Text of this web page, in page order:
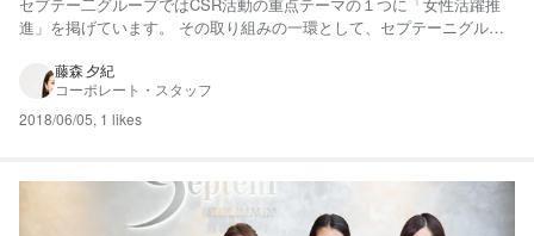
進」を掲げています。 その取り組みの一環として、セプテーニグルー
会」、PR室、CSR委員会が共同で、多くの女性社員が抱えるキャリア
アップや結婚・出産・育児というライフステージの変化...
藤森 夕紀
コーポレート・スタッフ
2018/06/05, 1 likes